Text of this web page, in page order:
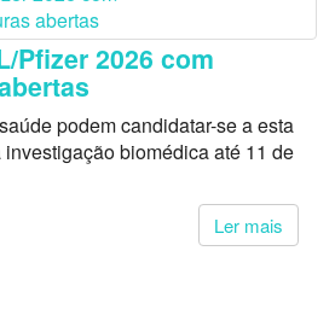
Pfizer 2026 com
podem candidatar-se a esta
biomédica até 11 de
Ler mais